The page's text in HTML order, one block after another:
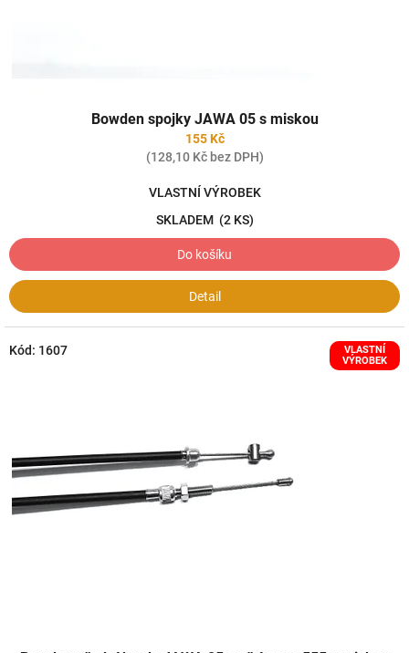
Bowden spojky JAWA 05 s miskou
155 Kč
(128,10 Kč bez DPH)
VLASTNÍ VÝROBEK
SKLADEM (2 KS)
Do košíku
Detail
VLASTNÍ
VÝROBEK
Kód: 1607